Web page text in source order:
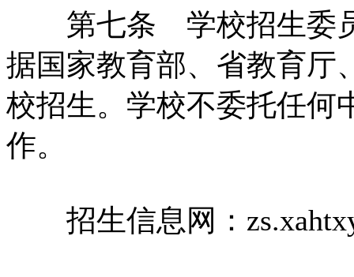
第七条 学校招生委员
据国家教育部、省教育厅
校招生。学校不委托任何
作。
招生信息网：